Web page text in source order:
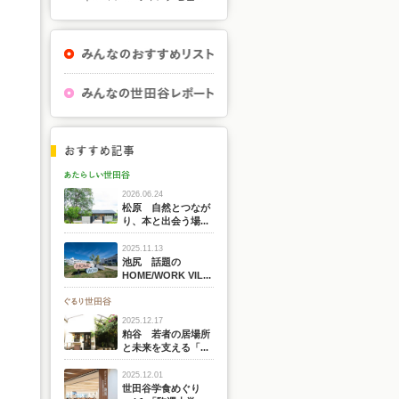
2026.06.24
松原 自然とつなが
り、本と出会う場...
2025.11.13
池尻 話題の
HOME/WORK VIL...
2025.12.17
粕谷 若者の居場所
と未来を支える「...
2025.12.01
世田谷学食めぐり